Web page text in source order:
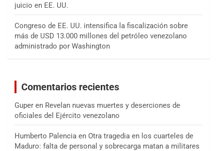
juicio en EE. UU.
Congreso de EE. UU. intensifica la fiscalización sobre
más de USD 13.000 millones del petróleo venezolano
administrado por Washington
Comentarios recientes
Guper en Revelan nuevas muertes y deserciones de
oficiales del Ejército venezolano
Humberto Palencia en Otra tragedia en los cuarteles de
Maduro: falta de personal y sobrecarga matan a militares